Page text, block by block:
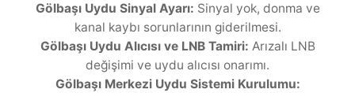
Gölbaşı Uydu Sinyal Ayarı: Sinyal yok, donma ve
kanal kaybı sorunlarının giderilmesi.
Gölbaşı Uydu Alıcısı ve LNB Tamiri: Arızalı LNB
değişimi ve uydu alıcısı onarımı.
Gölbaşı Merkezi Uydu Sistemi Kurulumu: